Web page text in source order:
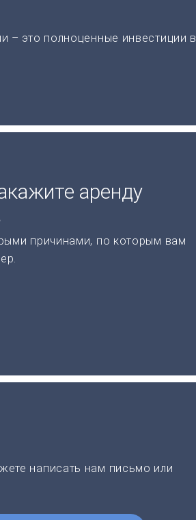
– это полноценные инвестиции в
аренду
причинами, по которым вам
написать нам письмо или